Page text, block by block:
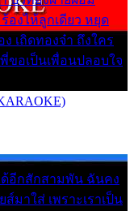
องไห้ลูกเดียว หยุด
เถิดทองจ๋า ถึงใคร
พี่ขอเป็นเพื่อนปลอบใจ
ด้อีกสักสามพัน ฉันคง
มาใส่ เพราะเราเป็น